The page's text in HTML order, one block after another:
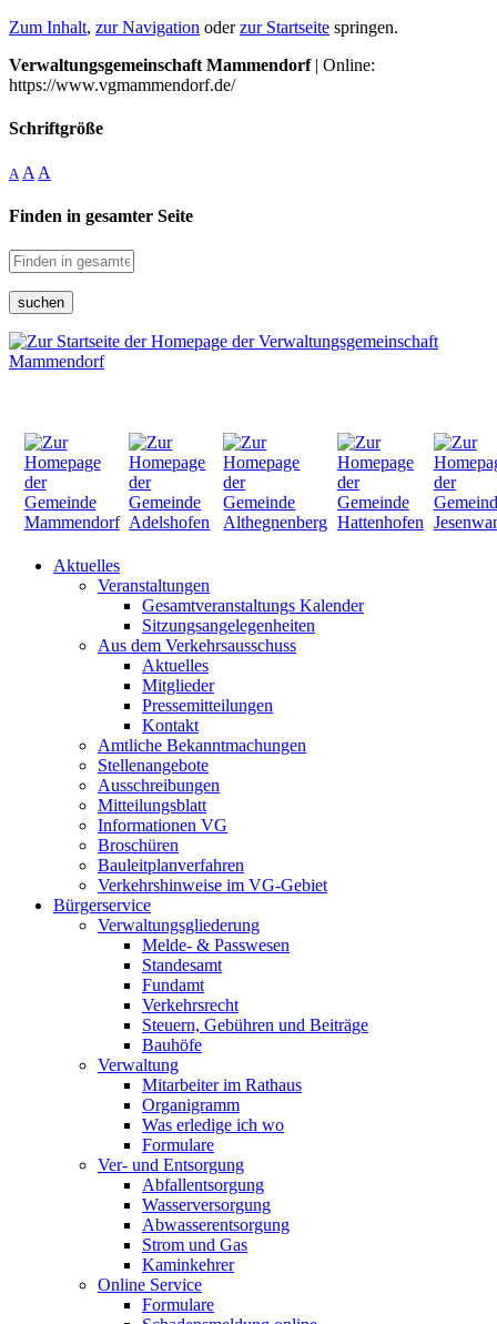
Zum Inhalt, zur Navigation oderzur Startseite springen.
Verwaltungsgemeinschaft Mammendorf| Online:
https://www.vgmammendorf.de/
Schriftgröße
A A A
Finden in gesamter Seite
suchen
Aktuelles
Veranstaltungen
Gesamtveranstaltungs Kalender
Sitzungsangelegenheiten
Aus dem Verkehrsausschuss
Aktuelles
Mitglieder
Pressemitteilungen
Kontakt
Amtliche Bekanntmachungen
Stellenangebote
Ausschreibungen
Mitteilungsblatt
Informationen VG
Broschüren
Bauleitplanverfahren
Verkehrshinweise im VG-Gebiet
Bürgerservice
Verwaltungsgliederung
Melde- & Passwesen
Standesamt
Fundamt
Verkehrsrecht
Steuern, Gebühren und Beiträge
Bauhöfe
Verwaltung
Mitarbeiter im Rathaus
Organigramm
Was erledige ich wo
Formulare
Ver- und Entsorgung
Abfallentsorgung
Wasserversorgung
Abwasserentsorgung
Strom und Gas
Kaminkehrer
Online Service
Formulare